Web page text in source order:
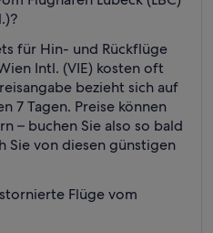
für Hin- und Rückflüge
Intl. (VIE) kosten oft
bezieht sich auf
7 Tagen. Preise können
– buchen Sie also so bald
Sie von diesen günstigen
Flüge vom